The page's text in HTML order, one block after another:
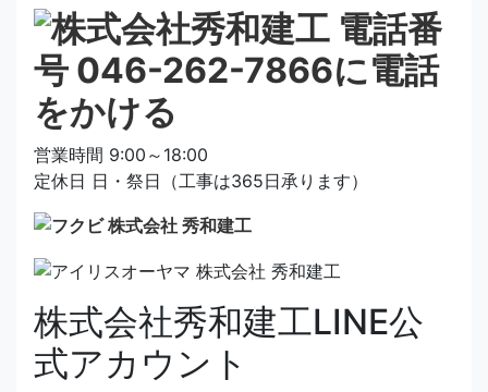
営業時間 9:00～18:00
定休日 日・祭日（工事は365日承ります）
株式会社秀和建工LINE公
式アカウント